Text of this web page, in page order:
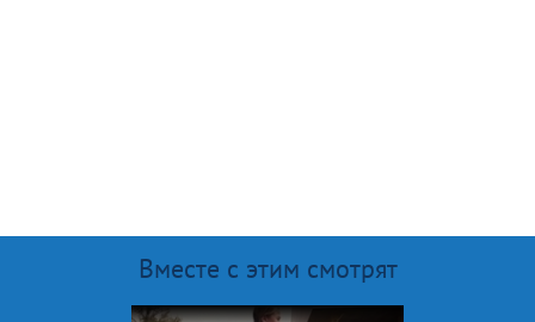
Вместе с этим смотрят